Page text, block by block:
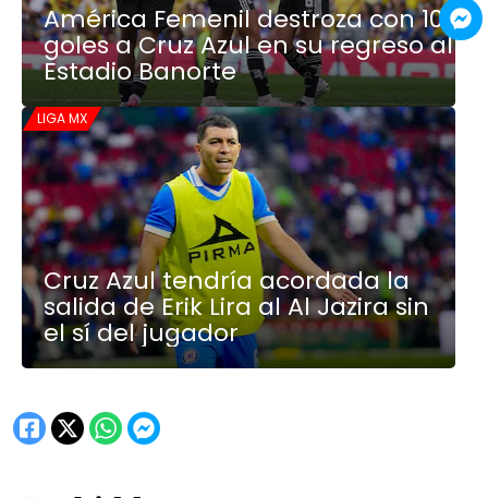
América Femenil destroza con 10
goles a Cruz Azul en su regreso al
Estadio Banorte
LIGA MX
Cruz Azul tendría acordada la
salida de Erik Lira al Al Jazira sin
el sí del jugador